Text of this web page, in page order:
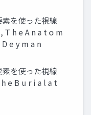
を使った視線
T h e A n a t o m
e y m a n
を使った視線
e B u r i a l a t